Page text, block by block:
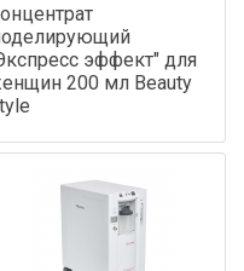
эффект" для
200 мл Beauty